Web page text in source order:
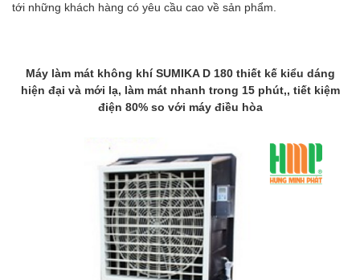
tới những khách hàng có yêu cầu cao về sản phẩm.
Máy làm mát không khí SUMIKA D 180 thiết kế kiểu dáng
hiện đại và mới lạ, làm mát nhanh trong 15 phút,, tiết kiệm
điện 80% so với máy điều hòa